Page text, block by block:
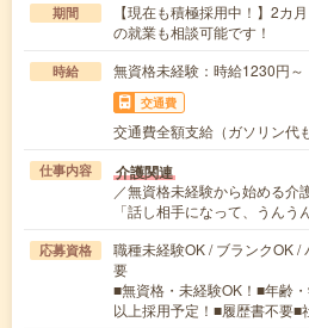
期間
【現在も積極採用中！】2
の就業も相談可能です！
時給 無資格未経験：時給1230円
交通費
交通費全額支給（ガソリン代
仕事内容 介護関連
／無資格未経験から始める介
「話し相手になって、うん
応募資格
職種未経験OK / ブランクOK /
要
■無資格・未経験OK！■年齢
以上採用予定！■履歴書不要